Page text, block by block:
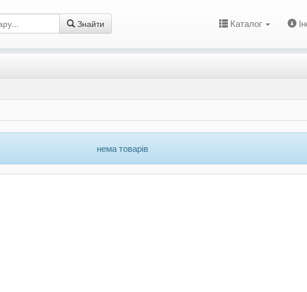
Знайти Каталог
нема товарів